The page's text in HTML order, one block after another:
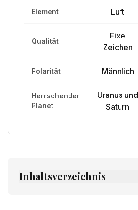
Element Luft
Qualität
Fixe
Zeichen
Polarität Männlich
Herrschender
Planet
Uranus und
Saturn
Inhaltsverzeichnis